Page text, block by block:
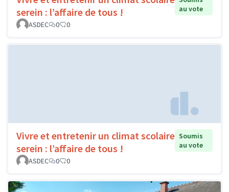
serein : l’affaire de tous !
au vote
ASDEC
0 0
Vivre et entretenir un climat scolaire
serein : l’affaire de tous !
Soumis
au vote
ASDEC
0 0